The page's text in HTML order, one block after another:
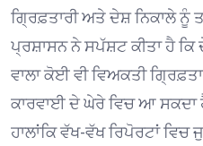
ਗ੍ਰਿਫ਼ਤਾਰੀ ਅਤੇ ਦੇਸ਼ ਨਿਕਾਲੇ ਨੂੰ
ਪ੍ਰਸ਼ਾਸਨ ਨੇ ਸਪੱਸ਼ਟ ਕੀਤਾ ਹੈ ਕਿ
ਵਾਲਾ ਕੋਈ ਵੀ ਵਿਅਕਤੀ
ਕਾਰਵਾਈ ਦੇ ਘੇਰੇ ਵਿਚ ਆ ਸਕਦਾ
ਹਾਲਾਂਕਿ ਵੱਖ-ਵੱਖ ਰਿਪੋਰਟਾਂ ਵਿਚ